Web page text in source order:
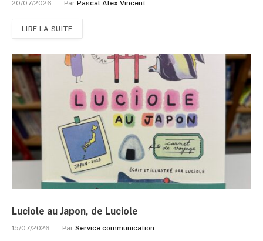
20/07/2026 Par Pascal Alex Vincent
LIRE LA SUITE
Luciole au Japon, de Luciole
15/07/2026 Par Service communication